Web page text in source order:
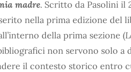
madre. Scritto da Pasolini il
nella prima edizione del
della prima sezione (
non servono solo a
il contesto storico entro